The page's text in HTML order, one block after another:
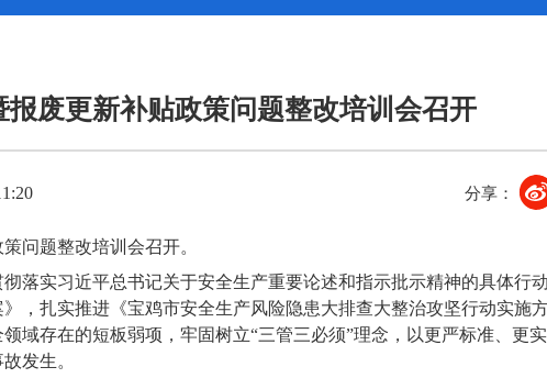
废更新补贴政策问题整改培训会召开
分享：
问题整改培训会召开。
落实习近平总书记关于安全生产重要论述和指示批示精神的具体行
，扎实推进《宝鸡市安全生产风险隐患大排查大整治攻坚行动实施
域存在的短板弱项，牢固树立“三管三必须”理念，以更严标准、更
发生。